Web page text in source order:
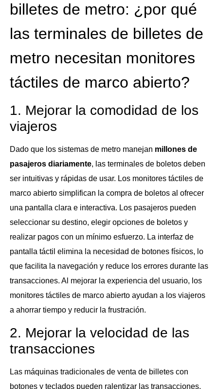
billetes de metro: ¿por qué
las terminales de billetes de
metro necesitan monitores
táctiles de marco abierto?
1. Mejorar la comodidad de los
viajeros
Dado que los sistemas de metro manejan millones de
pasajeros diariamente, las terminales de boletos deben
ser intuitivas y rápidas de usar. Los monitores táctiles de
marco abierto simplifican la compra de boletos al ofrecer
una pantalla clara e interactiva. Los pasajeros pueden
seleccionar su destino, elegir opciones de boletos y
realizar pagos con un mínimo esfuerzo. La interfaz de
pantalla táctil elimina la necesidad de botones físicos, lo
que facilita la navegación y reduce los errores durante las
transacciones. Al mejorar la experiencia del usuario, los
monitores táctiles de marco abierto ayudan a los viajeros
a ahorrar tiempo y reducir la frustración.
2. Mejorar la velocidad de las
transacciones
Las máquinas tradicionales de venta de billetes con
botones y teclados pueden ralentizar las transacciones,